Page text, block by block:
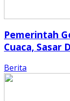
Pemerintah
Cuaca, Sasar
Berita